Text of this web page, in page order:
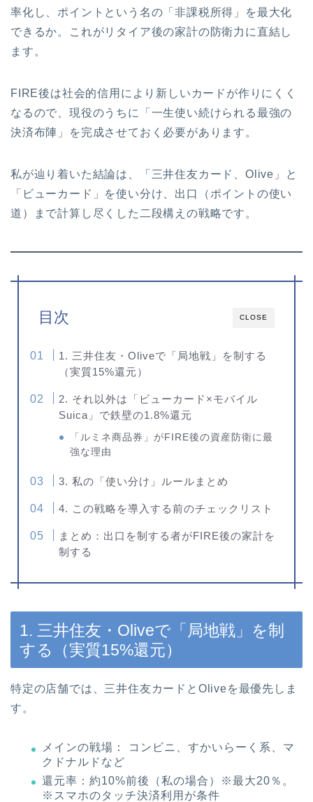
率化し、ポイントという名の「非課税所得」を最大化
できるか。これがリタイア後の家計の防衛力に直結し
ます。
FIRE後は社会的信用により新しいカードが作りにくく
なるので、現役のうちに「一生使い続けられる最強の
決済布陣」を完成させておく必要があります。
私が辿り着いた結論は、「三井住友カード、Olive」と
「ビューカード」を使い分け、出口（ポイントの使い
道）まで計算し尽くした二段構えの戦略です。
CLOSE
目次
1. 三井住友・Oliveで「局地戦」を制する
（実質15%還元）
2. それ以外は「ビューカード×モバイル
Suica」で鉄壁の1.8%還元
「ルミネ商品券」がFIRE後の資産防衛に最
強な理由
3. 私の「使い分け」ルールまとめ
4. この戦略を導入する前のチェックリスト
まとめ：出口を制する者がFIRE後の家計を
制する
1. 三井住友・Oliveで「局地戦」を制
する（実質15%還元）
特定の店舗では、三井住友カードとOliveを最優先しま
す。
メインの戦場： コンビニ、すかいらーく系、マ
クドナルドなど
還元率：約10%前後（私の場合）※最大20％。
※スマホのタッチ決済利用が条件